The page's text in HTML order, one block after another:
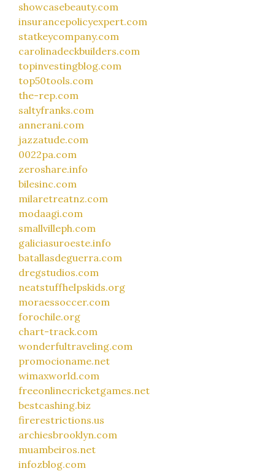
showcasebeauty.com
insurancepolicyexpert.com
statkeycompany.com
carolinadeckbuilders.com
topinvestingblog.com
top50tools.com
the-rep.com
saltyfranks.com
annerani.com
jazzatude.com
0022pa.com
zeroshare.info
bilesinc.com
milaretreatnz.com
modaagi.com
smallvilleph.com
galiciasuroeste.info
batallasdeguerra.com
dregstudios.com
neatstuffhelpskids.org
moraessoccer.com
forochile.org
chart-track.com
wonderfultraveling.com
promocioname.net
wimaxworld.com
freeonlinecricketgames.net
bestcashing.biz
firerestrictions.us
archiesbrooklyn.com
muambeiros.net
infozblog.com